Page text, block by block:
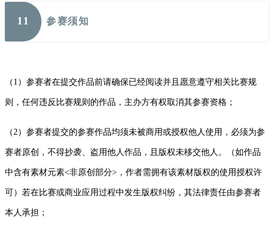
11 参赛须知
（1）参赛者在提交作品前请确保已经阅读并且愿意遵守相关比赛规
则，任何违反比赛规则的作品，主办方有权取消其参赛资格；
（2）参赛者提交的参赛作品均须未被商用或授权他人使用，必须为参
赛者原创，不得抄袭、盗用他人作品，且版权未移交他人。（如作品
中含有素材元素<非原创部分>，作者需拥有该素材版权的使用授权许
可）若在比赛或商业应用过程中发生版权纠纷，其法律责任由参赛者
本人承担；